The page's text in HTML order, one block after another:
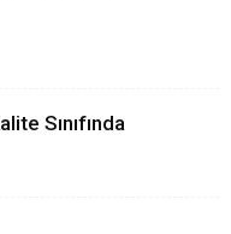
Sınıfında